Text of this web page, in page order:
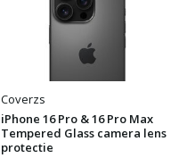
Coverzs
iPhone 16 Pro & 16 Pro Max
Tempered Glass camera lens
protectie